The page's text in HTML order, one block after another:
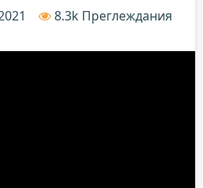
8.3k Преглеждания